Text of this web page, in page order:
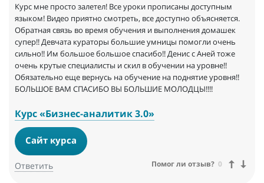
Курс мне просто залетел! Bce уроки прописаны доступным
языком! Видео приятно смотреть, все доступно объясняется.
Обратная связь во время обучения и выполнения домашек
супер!! Девчата кураторы большие умницы помогли очень
сильно!! Им большое большое спасибо!! Денис с Аней тоже
очень крутые специалисты и скил в обучении на уровне!!
Обязательно еще вернусь на обучение на поднятие уровня!!
БОЛЬШОЕ ВАМ СПАСИБО ВЫ БОЛЬШИЕ МОЛОДЦЫ!!!!
Курс «Бизнес-аналитик 3.0»
Сайт курса
Ответить Помог ли отзыв? 0